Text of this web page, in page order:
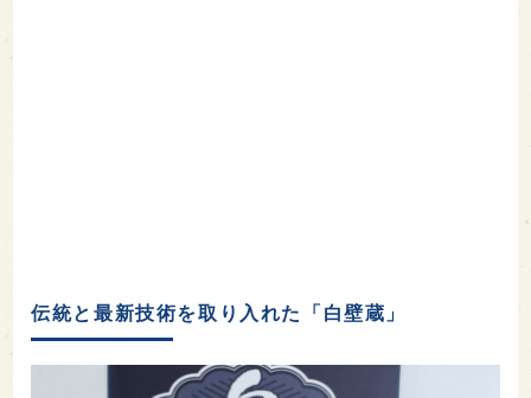
伝統と最新技術を取り入れた「白壁蔵」